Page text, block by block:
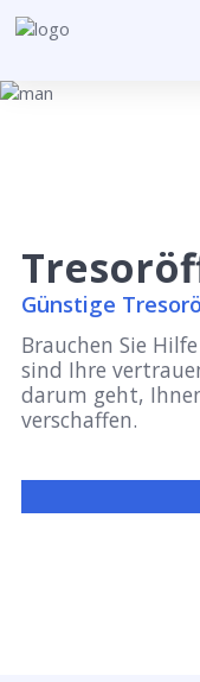
Günstige
Brauchen Sie
sind Ihre
darum geht,
verschaffen.